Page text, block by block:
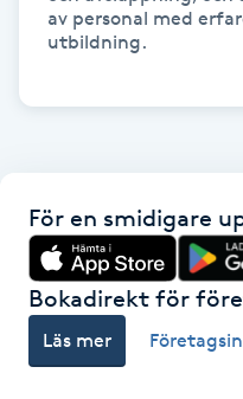
Gel naglar
Gelenaglar
Gellack med förstärkning
Gravidmassage
av personal med
utbildning.
För en smidigare
Bokadirekt för
Läs mer